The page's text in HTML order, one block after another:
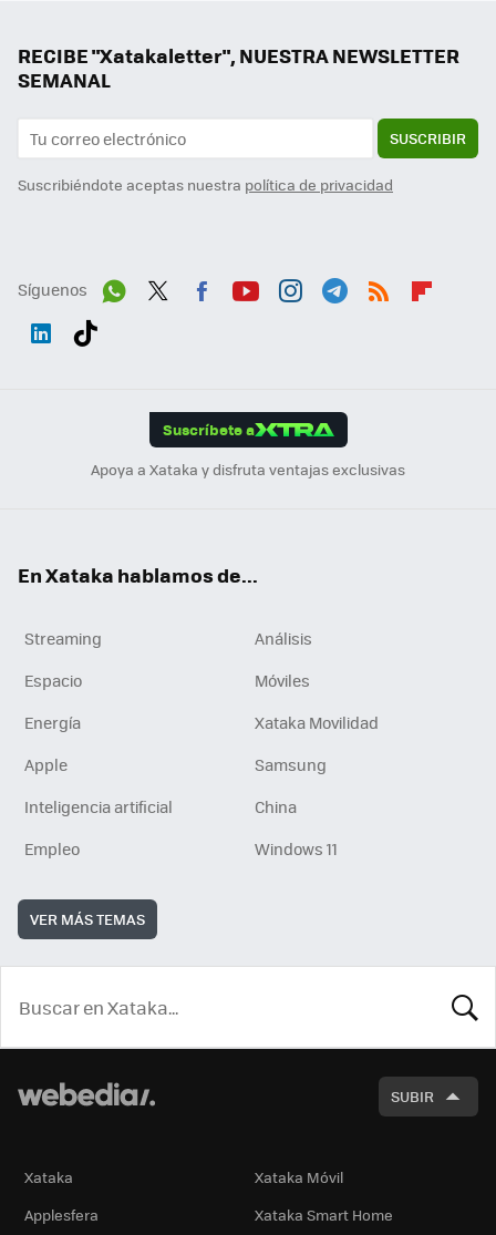
RECIBE "Xatakaletter", NUESTRA NEWSLETTER
SEMANAL
SUSCRIBIR
Suscribiéndote aceptas nuestra política de privacidad
Síguenos
Suscríbete a
Apoya a Xataka y disfruta ventajas exclusivas
En Xataka hablamos de...
Streaming
Análisis
Espacio
Móviles
Energía
Xataka Movilidad
Apple
Samsung
Inteligencia artificial
China
Empleo
Windows 11
VER MÁS TEMAS
SUBIR
Xataka
Xataka Móvil
Applesfera
Xataka Smart Home